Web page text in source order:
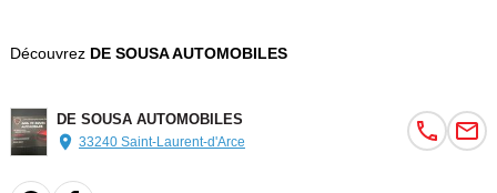
Découvrez DE SOUSA AUTOMOBILES
DE SOUSA AUTOMOBILES
33240 Saint-Laurent-d'Arce